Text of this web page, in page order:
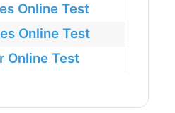
Online Test
Online Test
Online Test